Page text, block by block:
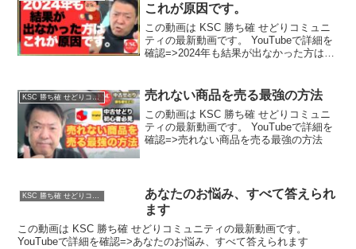
これが原因です。
この動画は KSC 勝ち確 せどりコミュニ
ティの最新動画です。 YouTubeで詳細を
確認=>2024年も結果が出なかった方はこ
KSC 勝ち確 せどりコミュニティ 売れない商品を売る最強の方法
この動画は KSC 勝ち確 せどりコミュニ
ティの最新動画です。 YouTubeで詳細を
確認=>売れない商品を売る最強の方法
あなたのお悩み、すべて答えられ
ます
この動画は KSC 勝ち確 せどりコミュニティの最新動画です。
YouTubeで詳細を確認=>あなたのお悩み、すべて答えられます